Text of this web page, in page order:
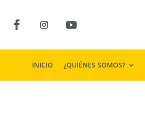
INICIO ¿QUIÉNES SOMOS?